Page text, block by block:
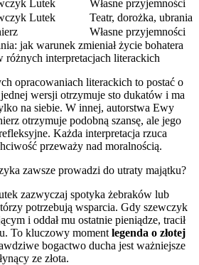
Lutek
Własne przyjemności
Lutek
Teatr, dorożka, ubrania
Własne przyjemności
jak warunek zmieniał życie bohatera
interpretacjach literackich
opracowaniach literackich to postać o
wersji otrzymuje sto dukatów i ma
na siebie. W innej, autorstwa Ewy
otrzymuje podobną szansę, ale jego
Każda interpretacja rzuca
przeważy nad moralnością.
zawsze prowadzi do utraty majątku?
zazwyczaj spotyka żebraków lub
potrzebują wsparcia. Gdy szewczyk
i oddał mu ostatnie pieniądze, tracił
To kluczowy moment legenda o złotej
bogactwo ducha jest ważniejsze
ze złota.